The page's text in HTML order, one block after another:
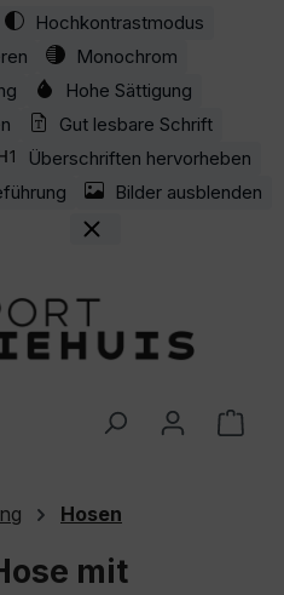
Hochkontrastmodus
Monochrom
Hohe Sättigung
Gut lesbare Schrift
Überschriften hervorheben
Bilder ausblenden
Hosen
mit